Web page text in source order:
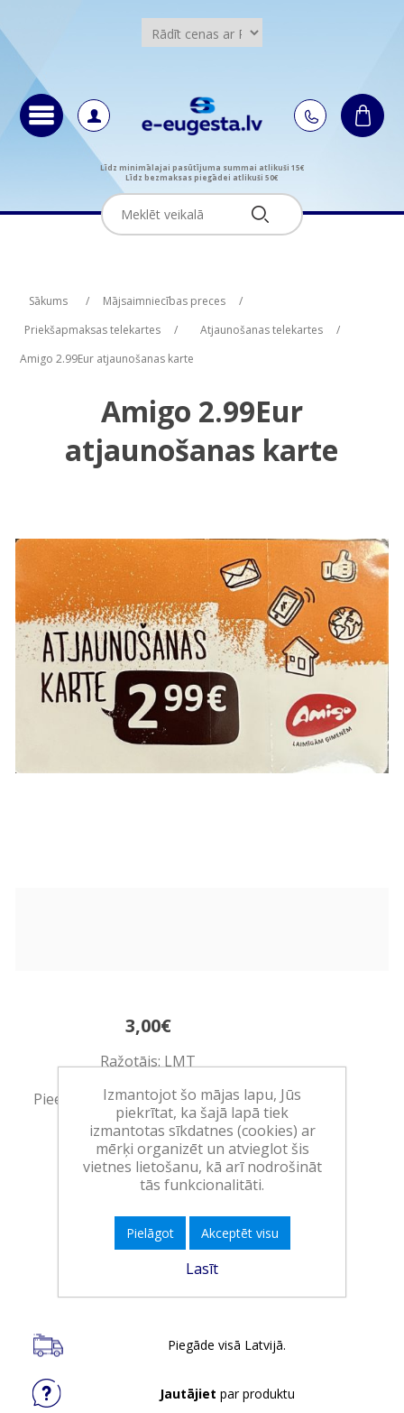
Līdz minimālajai pasūtījuma summai atlikuši 15€
Līdz bezmaksas piegādei atlikuši 50€
Sākums / Mājsaimniecības preces
/
Priekšapmaksas telekartes
/ Atjaunošanas telekartes
/
Amigo 2.99Eur atjaunošanas karte
Amigo 2.99Eur
atjaunošanas karte
3,00€
Ražotājs: LMT
Pieejamība:>10 vienības noliktavā
Art.: 110209
EAN: 4751004621628
Minimālais daudzums:1
Piegāde visā Latvijā.
Jautājiet par produktu
Izmantojot šo mājas lapu, Jūs
piekrītat, ka šajā lapā tiek
izmantotas sīkdatnes (cookies) ar
mērķi organizēt un atvieglot šis
vietnes lietošanu, kā arī nodrošināt
tās funkcionalitāti.
Pielāgot Akceptēt visu
Lasīt